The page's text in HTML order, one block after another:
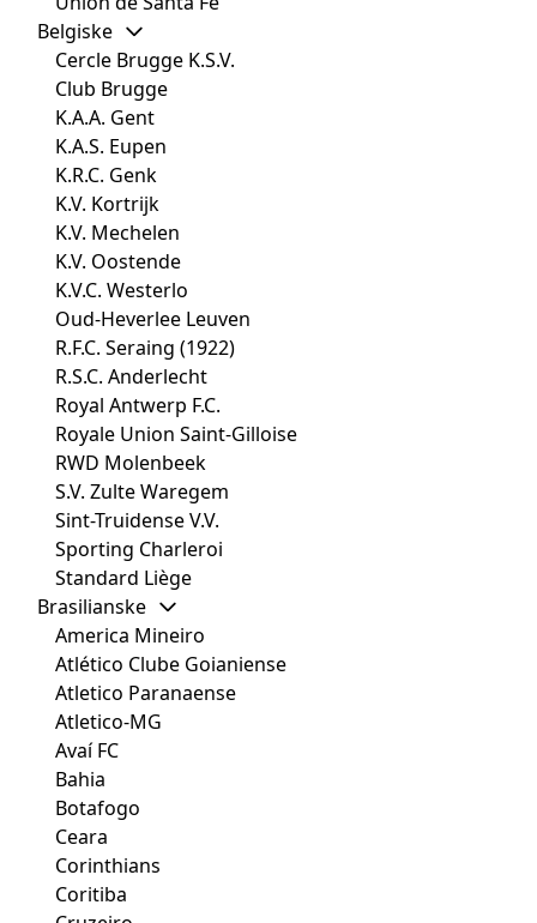
Belgiske
Cercle Brugge K.S.V.
Club Brugge
K.A.A. Gent
K.A.S. Eupen
K.R.C. Genk
K.V. Kortrijk
K.V. Mechelen
K.V. Oostende
K.V.C. Westerlo
Oud-Heverlee Leuven
R.F.C. Seraing (1922)
R.S.C. Anderlecht
Royal Antwerp F.C.
Royale Union Saint-Gilloise
RWD Molenbeek
S.V. Zulte Waregem
Sint-Truidense V.V.
Sporting Charleroi
Standard Liège
Brasilianske
America Mineiro
Atlético Clube Goianiense
Atletico Paranaense
Atletico-MG
Avaí FC
Bahia
Botafogo
Ceara
Corinthians
Coritiba